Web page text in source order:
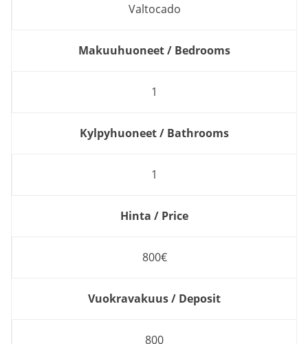
Valtocado
Makuuhuoneet / Bedrooms
1
Kylpyhuoneet / Bathrooms
1
Hinta / Price
800€
Vuokravakuus / Deposit
800